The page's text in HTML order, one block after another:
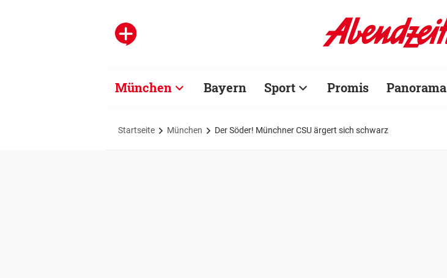
München Bayern Sport Promis Panorama
Startseite München Der Söder! Münchner CSU ärgert sich schwarz